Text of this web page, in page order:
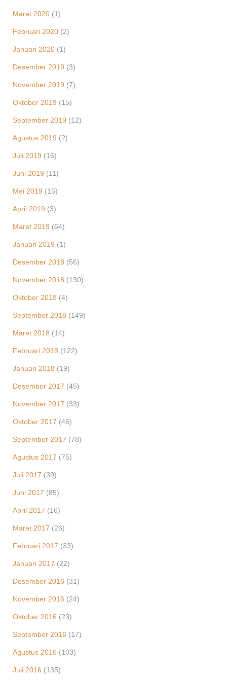
Maret 2020 (1)
Februari 2020 (2)
Januari 2020 (1)
Desember 2019 (3)
November 2019 (7)
Oktober 2019 (15)
September 2019 (12)
Agustus 2019 (2)
Juli 2019 (16)
Juni 2019 (11)
Mei 2019 (15)
April 2019 (3)
Maret 2019 (64)
Januari 2019 (1)
Desember 2018 (56)
November 2018 (130)
Oktober 2018 (4)
September 2018 (149)
Maret 2018 (14)
Februari 2018 (122)
Januari 2018 (19)
Desember 2017 (45)
November 2017 (33)
Oktober 2017 (46)
September 2017 (78)
Agustus 2017 (75)
Juli 2017 (39)
Juni 2017 (85)
April 2017 (16)
Maret 2017 (26)
Februari 2017 (33)
Januari 2017 (22)
Desember 2016 (31)
November 2016 (24)
Oktober 2016 (23)
September 2016 (17)
Agustus 2016 (103)
Juli 2016 (135)